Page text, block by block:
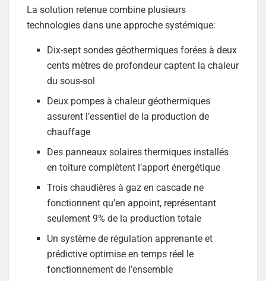
La solution retenue combine plusieurs
technologies dans une approche systémique:
Dix-sept sondes géothermiques forées à deux
cents mètres de profondeur captent la chaleur
du sous-sol
Deux pompes à chaleur géothermiques
assurent l’essentiel de la production de
chauffage
Des panneaux solaires thermiques installés
en toiture complètent l’apport énergétique
Trois chaudières à gaz en cascade ne
fonctionnent qu’en appoint, représentant
seulement 9% de la production totale
Un système de régulation apprenante et
prédictive optimise en temps réel le
fonctionnement de l’ensemble